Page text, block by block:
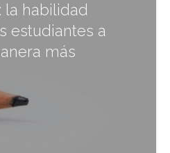
la habilidad
estudiantes a
más